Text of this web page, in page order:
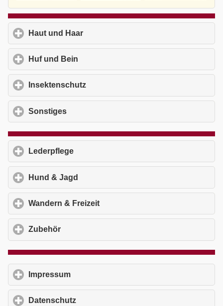
Haut und Haar
Huf und Bein
Insektenschutz
Sonstiges
Lederpflege
Hund & Jagd
Wandern & Freizeit
Zubehör
Impressum
Datenschutz